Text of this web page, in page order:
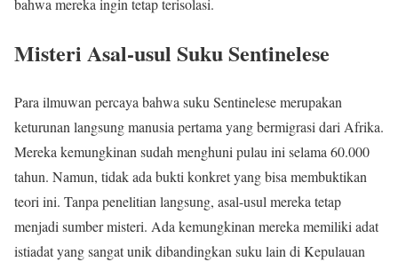
bahwa mereka ingin tetap terisolasi.
Misteri Asal-usul Suku Sentinelese
Para ilmuwan percaya bahwa suku Sentinelese merupakan
keturunan langsung manusia pertama yang bermigrasi dari Afrika.
Mereka kemungkinan sudah menghuni pulau ini selama 60.000
tahun. Namun, tidak ada bukti konkret yang bisa membuktikan
teori ini. Tanpa penelitian langsung, asal-usul mereka tetap
menjadi sumber misteri. Ada kemungkinan mereka memiliki adat
istiadat yang sangat unik dibandingkan suku lain di Kepulauan